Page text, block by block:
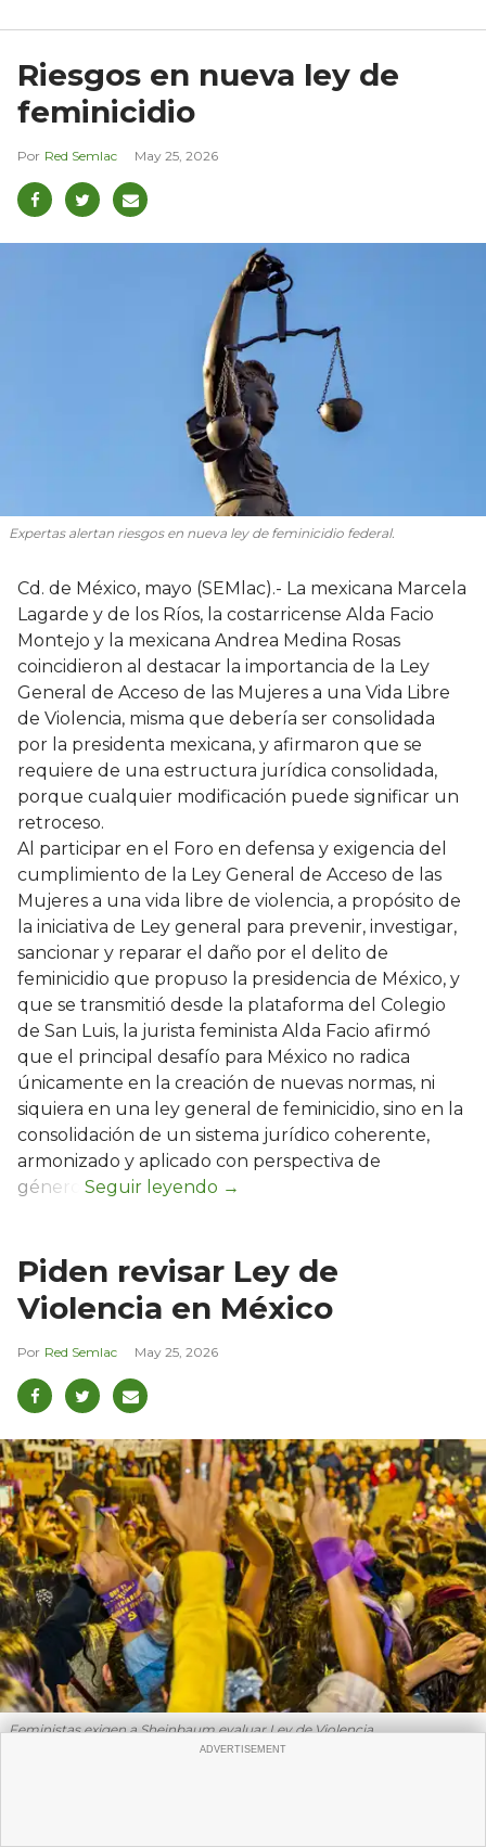
Riesgos en nueva ley de
feminicidio
Red Semlac May 25, 2026
Expertas alertan riesgos en nueva ley de feminicidio federal.
Cd. de México, mayo (SEMlac).- La mexicana Marcela
Lagarde y de los Ríos, la costarricense Alda Facio
Montejo y la mexicana Andrea Medina Rosas
coincidieron al destacar la importancia de la Ley
General de Acceso de las Mujeres a una Vida Libre
de Violencia, misma que debería ser consolidada
por la presidenta mexicana, y afirmaron que se
requiere de una estructura jurídica consolidada,
porque cualquier modificación puede significar un
retroceso.
Al participar en el Foro en defensa y exigencia del
cumplimiento de la Ley General de Acceso de las
Mujeres a una vida libre de violencia, a propósito de
la iniciativa de Ley general para prevenir, investigar,
sancionar y reparar el daño por el delito de
feminicidio que propuso la presidencia de México, y
que se transmitió desde la plataforma del Colegio
de San Luis, la jurista feminista Alda Facio afirmó
que el principal desafío para México no radica
únicamente en la creación de nuevas normas, ni
siquiera en una ley general de feminicidio, sino en la
consolidación de un sistema jurídico coherente,
armonizado y aplicado con perspectiva de
género.
Piden revisar Ley de
Violencia en México
Red Semlac May 25, 2026
Feministas exigen a Sheinbaum evaluar Ley de Violencia.